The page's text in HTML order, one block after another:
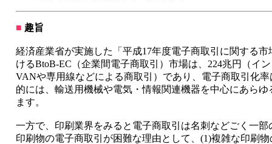
■ 趣旨
経済産業省が実施した「平成17年度電子商取引に関する
けるBtoB-EC（企業間電子商取引）市場は、224兆円（イ
VANや専用線などによる商取引）であり、電子商取引化
的には、輸送用機械や電気・情報関連機器を中心にあら
ます。
一方で、印刷業界をみると電子商取引は名刺などごく一
印刷物の電子商取引が困難な理由として、(1)複雑な印刷